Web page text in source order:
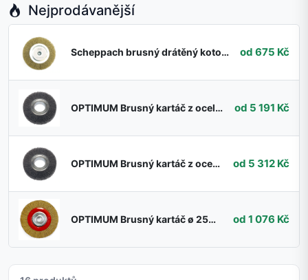
Nejprodávanější
Scheppach brusný drátěný kotouč pro SM 150 LB od 675 Kč
OPTIMUM Brusný kartáč z ocelových drátů 400 x 50 x 40 mm - 0,35 mm od 5 191 Kč
OPTIMUM Brusný kartáč z ocelových drátů 400 x 50 x 40 mm - 0,2 mm od 5 312 Kč
OPTIMUM Brusný kartáč ø 250 x 30 mm, ø 32 mm od 1 076 Kč